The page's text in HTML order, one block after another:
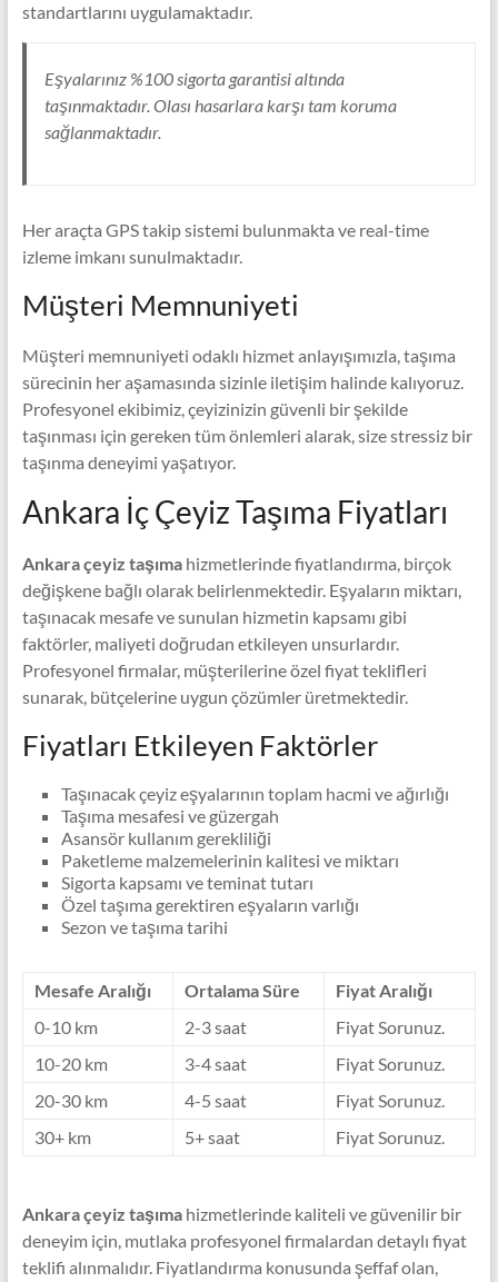
standartlarını uygulamaktadır.
Eşyalarınız %100 sigorta garantisi altında
taşınmaktadır. Olası hasarlara karşı tam koruma
sağlanmaktadır.
Her araçta GPS takip sistemi bulunmakta ve real-time
izleme imkanı sunulmaktadır.
Müşteri Memnuniyeti
Müşteri memnuniyeti odaklı hizmet anlayışımızla, taşıma
sürecinin her aşamasında sizinle iletişim halinde kalıyoruz.
Profesyonel ekibimiz, çeyizinizin güvenli bir şekilde
taşınması için gereken tüm önlemleri alarak, size stressiz bir
taşınma deneyimi yaşatıyor.
Ankara İç Çeyiz Taşıma Fiyatları
Ankara çeyiz taşımahizmetlerinde fiyatlandırma, birçok
değişkene bağlı olarak belirlenmektedir. Eşyaların miktarı,
taşınacak mesafe ve sunulan hizmetin kapsamı gibi
faktörler, maliyeti doğrudan etkileyen unsurlardır.
Profesyonel firmalar, müşterilerine özel fiyat teklifleri
sunarak, bütçelerine uygun çözümler üretmektedir.
Fiyatları Etkileyen Faktörler
Taşınacak çeyiz eşyalarının toplam hacmi ve ağırlığı
Taşıma mesafesi ve güzergah
Asansör kullanım gerekliliği
Paketleme malzemelerinin kalitesi ve miktarı
Sigorta kapsamı ve teminat tutarı
Özel taşıma gerektiren eşyaların varlığı
Sezon ve taşıma tarihi
Mesafe Aralığı Ortalama Süre
Fiyat Aralığı
0-10 km
2-3 saat
Fiyat Sorunuz.
10-20 km
3-4 saat
Fiyat Sorunuz.
20-30 km
4-5 saat
Fiyat Sorunuz.
30+ km
5+ saat Fiyat Sorunuz.
Ankara çeyiz taşımahizmetlerinde kaliteli ve güvenilir bir
deneyim için, mutlaka profesyonel firmalardan detaylı fiyat
teklifi alınmalıdır. Fiyatlandırma konusunda şeffaf olan,